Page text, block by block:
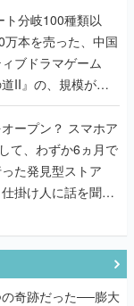
く開発秘話
分岐100種類以
万本を売った、中国
ブドラマゲーム
II』の、規模が違
サーに聞いた
？ スマホア
て、わずか6ヵ月で
た発見型ストア
掛け人に話を聞い
の奇跡だった──膨大